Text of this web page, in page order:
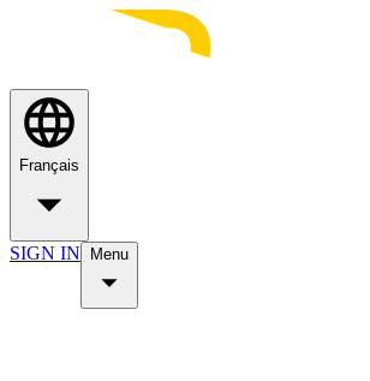
Français
SIGN IN Menu